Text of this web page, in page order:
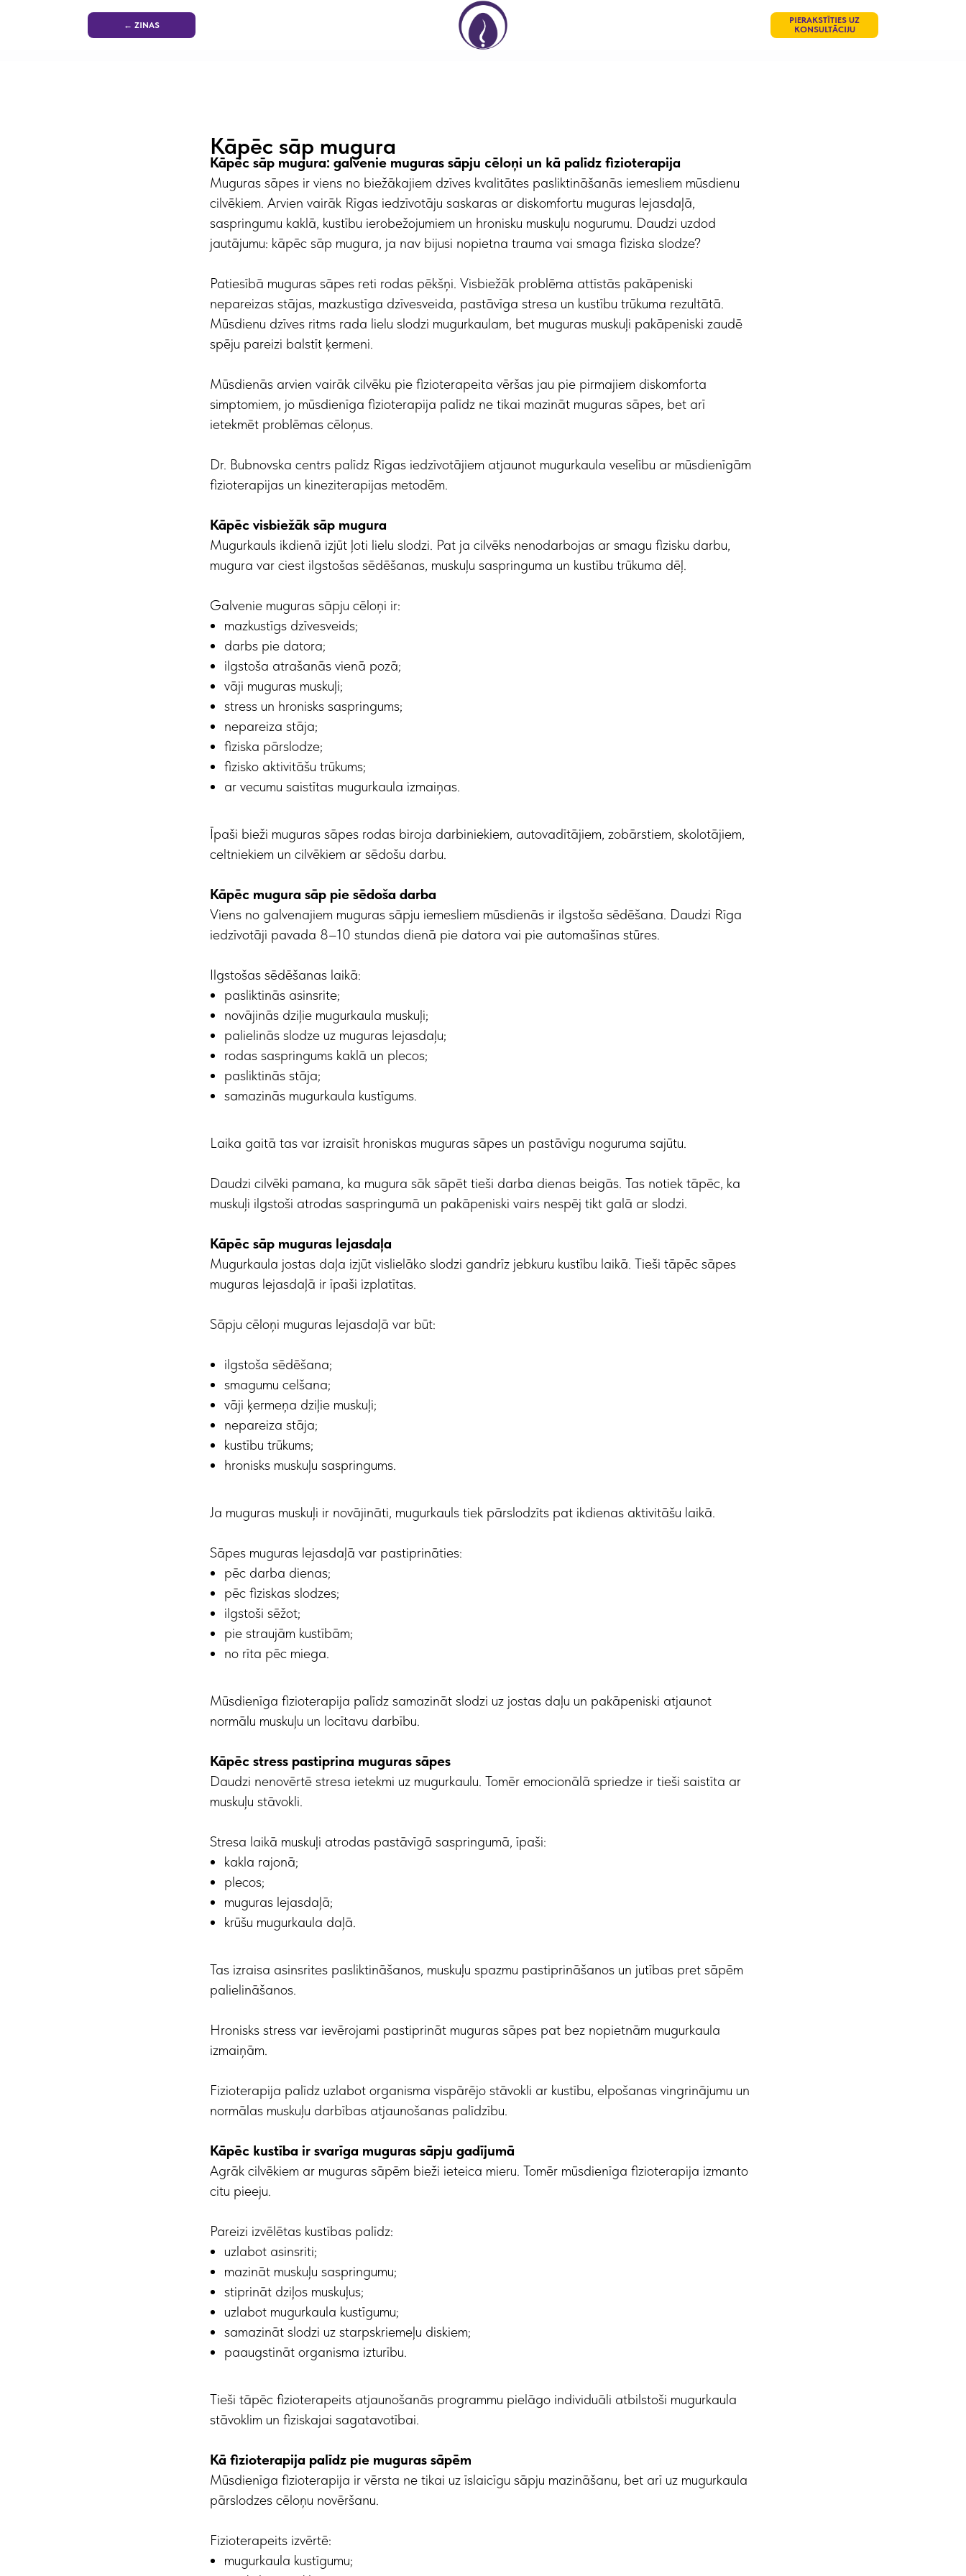
← ZINAS
PIERAKSTĪTIES UZ
KONSULTĀCIJU
Kāpēc sāp mugura
Kāpēc sāp mugura: galvenie muguras sāpju cēloņi un kā palīdz fizioterapija
Muguras sāpes ir viens no biežākajiem dzīves kvalitātes pasliktināšanās iemesliem mūsdienu
cilvēkiem. Arvien vairāk Rīgas iedzīvotāju saskaras ar diskomfortu muguras lejasdaļā,
saspringumu kaklā, kustību ierobežojumiem un hronisku muskuļu nogurumu. Daudzi uzdod
jautājumu: kāpēc sāp mugura, ja nav bijusi nopietna trauma vai smaga fiziska slodze?
Patiesībā muguras sāpes reti rodas pēkšņi. Visbiežāk problēma attīstās pakāpeniski
nepareizas stājas, mazkustīga dzīvesveida, pastāvīga stresa un kustību trūkuma rezultātā.
Mūsdienu dzīves ritms rada lielu slodzi mugurkaulam, bet muguras muskuļi pakāpeniski zaudē
spēju pareizi balstīt ķermeni.
Mūsdienās arvien vairāk cilvēku pie fizioterapeita vēršas jau pie pirmajiem diskomforta
simptomiem, jo mūsdienīga fizioterapija palīdz ne tikai mazināt muguras sāpes, bet arī
ietekmēt problēmas cēloņus.
Dr. Bubnovska centrs palīdz Rīgas iedzīvotājiem atjaunot mugurkaula veselību ar mūsdienīgām
fizioterapijas un kineziterapijas metodēm.
Kāpēc visbiežāk sāp mugura
Mugurkauls ikdienā izjūt ļoti lielu slodzi. Pat ja cilvēks nenodarbojas ar smagu fizisku darbu,
mugura var ciest ilgstošas sēdēšanas, muskuļu saspringuma un kustību trūkuma dēļ.
Galvenie muguras sāpju cēloņi ir:
mazkustīgs dzīvesveids;
darbs pie datora;
ilgstoša atrašanās vienā pozā;
vāji muguras muskuļi;
stress un hronisks saspringums;
nepareiza stāja;
fiziska pārslodze;
fizisko aktivitāšu trūkums;
ar vecumu saistītas mugurkaula izmaiņas.
Īpaši bieži muguras sāpes rodas biroja darbiniekiem, autovadītājiem, zobārstiem, skolotājiem,
celtniekiem un cilvēkiem ar sēdošu darbu.
Kāpēc mugura sāp pie sēdoša darba
Viens no galvenajiem muguras sāpju iemesliem mūsdienās ir ilgstoša sēdēšana. Daudzi Rīga
iedzīvotāji pavada 8–10 stundas dienā pie datora vai pie automašīnas stūres.
Ilgstošas sēdēšanas laikā:
pasliktinās asinsrite;
novājinās dziļie mugurkaula muskuļi;
palielinās slodze uz muguras lejasdaļu;
rodas saspringums kaklā un plecos;
pasliktinās stāja;
samazinās mugurkaula kustīgums.
Laika gaitā tas var izraisīt hroniskas muguras sāpes un pastāvīgu noguruma sajūtu.
Daudzi cilvēki pamana, ka mugura sāk sāpēt tieši darba dienas beigās. Tas notiek tāpēc, ka
muskuļi ilgstoši atrodas saspringumā un pakāpeniski vairs nespēj tikt galā ar slodzi.
Kāpēc sāp muguras lejasdaļa
Mugurkaula jostas daļa izjūt vislielāko slodzi gandrīz jebkuru kustību laikā. Tieši tāpēc sāpes
muguras lejasdaļā ir īpaši izplatītas.
Sāpju cēloņi muguras lejasdaļā var būt:
ilgstoša sēdēšana;
smagumu celšana;
vāji ķermeņa dziļie muskuļi;
nepareiza stāja;
kustību trūkums;
hronisks muskuļu saspringums.
Ja muguras muskuļi ir novājināti, mugurkauls tiek pārslodzīts pat ikdienas aktivitāšu laikā.
Sāpes muguras lejasdaļā var pastiprināties:
pēc darba dienas;
pēc fiziskas slodzes;
ilgstoši sēžot;
pie straujām kustībām;
no rīta pēc miega.
Mūsdienīga fizioterapija palīdz samazināt slodzi uz jostas daļu un pakāpeniski atjaunot
normālu muskuļu un locītavu darbību.
Kāpēc stress pastiprina muguras sāpes
Daudzi nenovērtē stresa ietekmi uz mugurkaulu. Tomēr emocionālā spriedze ir tieši saistīta ar
muskuļu stāvokli.
Stresa laikā muskuļi atrodas pastāvīgā saspringumā, īpaši:
kakla rajonā;
plecos;
muguras lejasdaļā;
krūšu mugurkaula daļā.
Tas izraisa asinsrites pasliktināšanos, muskuļu spazmu pastiprināšanos un jutības pret sāpēm
palielināšanos.
Hronisks stress var ievērojami pastiprināt muguras sāpes pat bez nopietnām mugurkaula
izmaiņām.
Fizioterapija palīdz uzlabot organisma vispārējo stāvokli ar kustību, elpošanas vingrinājumu un
normālas muskuļu darbības atjaunošanas palīdzību.
Kāpēc kustība ir svarīga muguras sāpju gadījumā
Agrāk cilvēkiem ar muguras sāpēm bieži ieteica mieru. Tomēr mūsdienīga fizioterapija izmanto
citu pieeju.
Pareizi izvēlētas kustības palīdz:
uzlabot asinsriti;
mazināt muskuļu saspringumu;
stiprināt dziļos muskuļus;
uzlabot mugurkaula kustīgumu;
samazināt slodzi uz starpskriemeļu diskiem;
paaugstināt organisma izturību.
Tieši tāpēc fizioterapeits atjaunošanās programmu pielāgo individuāli atbilstoši mugurkaula
stāvoklim un fiziskajai sagatavotībai.
Kā fizioterapija palīdz pie muguras sāpēm
Mūsdienīga fizioterapija ir vērsta ne tikai uz īslaicīgu sāpju mazināšanu, bet arī uz mugurkaula
pārslodzes cēloņu novēršanu.
Fizioterapeits izvērtē:
mugurkaula kustīgumu;